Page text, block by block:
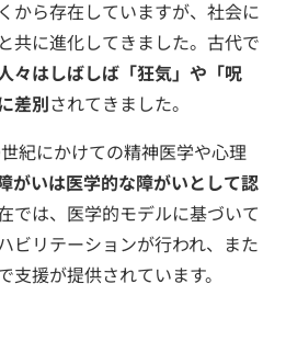
から存在していますが、社会に
共に進化してきました。古代で
々はしばしば「狂気」や「呪
差別されてきました。
紀にかけての精神医学や心理
がいは医学的な障がいとして認
では、医学的モデルに基づいて
ビリテーションが行われ、また
援が提供されています。